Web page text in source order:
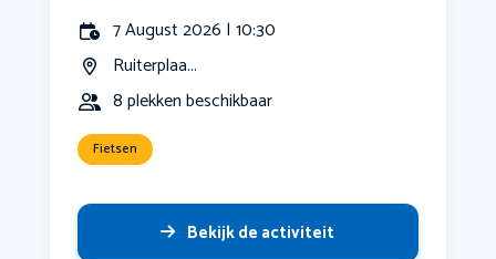
7 August 2026 | 10:30
Ruiterplaa...
8 plekken beschikbaar
Fietsen
Bekijk de activiteit